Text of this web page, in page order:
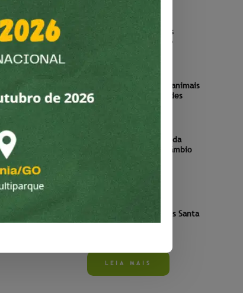
IFRN promove IV Seminário Boas
Práticas para a Sustentabilidade
3 AGOSTO 2022
Alunos do Ifac aprendem sobre animais
silvestres no Parque Chico Mendes
Estudante do Campus São João da
Barra é selecionada para intercâmbio
estudantes franceses no Campus Santa
Luzia
LEIA MAIS